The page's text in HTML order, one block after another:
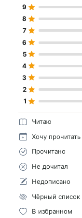
9
8
7
6
5
4
3
2
1
Читаю
Хочу прочитать
Прочитано
Не дочитал
Недописано
Чёрный список
В избранном